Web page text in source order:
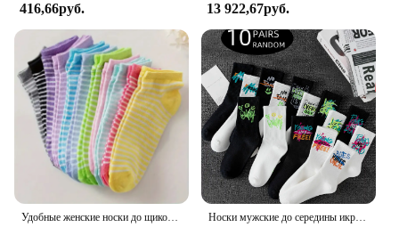
416,66руб. 13 922,67руб.
Удобные женские носки до щиколотки 10 пар: принты в виде сердечек и полосок, прочная трикотажная ткань-идеальный подарок Носки мужские до середины икры, 10 пар, в случайном стиле, с граффити, универсальный и повседневный спортивный стиль, мягкие и удобные